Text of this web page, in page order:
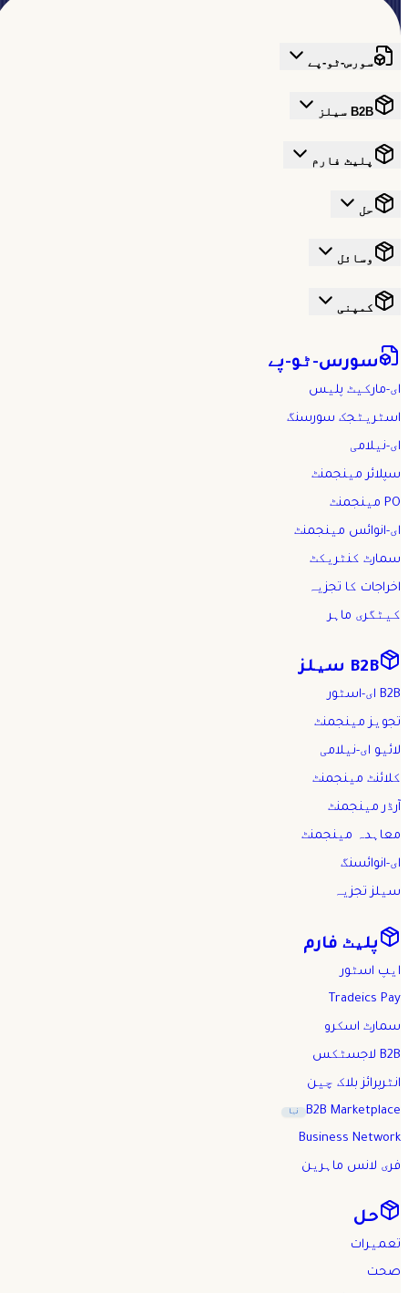
سورس-ٹو-پے
B2B سیلز
پلیٹ فارم
حل
وسائل
کمپنی
سورس-ٹو-پے
ای-مارکیٹ پلیس
اسٹریٹجک سورسنگ
ای-نیلامی
سپلائر مینجمنٹ
PO مینجمنٹ
ای-انوائس مینجمنٹ
سمارٹ کنٹریکٹ
اخراجات کا تجزیہ
کیٹگری ماہر
B2B سیلز
B2B ای-اسٹور
تجویز مینجمنٹ
لائیو ای-نیلامی
کلائنٹ مینجمنٹ
آرڈر مینجمنٹ
معاہدہ مینجمنٹ
ای-انوائسنگ
سیلز تجزیہ
پلیٹ فارم
ایپ اسٹور
Tradeics Pay
سمارٹ اسکرو
B2B لاجسٹکس
انٹرپرائز بلاک چین
B2B Marketplace
نیا
Business Network
فری لانس ماہرین
حل
تعمیرات
صحت